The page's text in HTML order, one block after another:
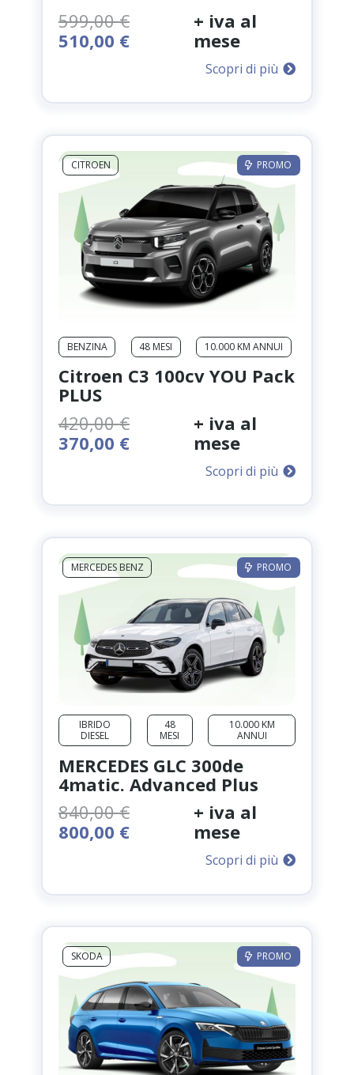
599,00€
Il
era:
510,00 €Il
è:
+ iva al
mese
Scopri di più
CITROEN PROMO
BENZINA 48 MESI 10.000 KM ANNUI
Citroen C3 100cv YOU Pack
PLUS
420,00€
Il
era:
370,00 €Il
è:
+ iva al
mese
Scopri di più
MERCEDES BENZ PROMO
IBRIDO
DIESEL
48
MESI
10.000 KM
ANNUI
MERCEDES GLC 300de
4matic. Advanced Plus
840,00€
Il
era:
800,00 €Il
è:
+ iva al
mese
Scopri di più
SKODA PROMO